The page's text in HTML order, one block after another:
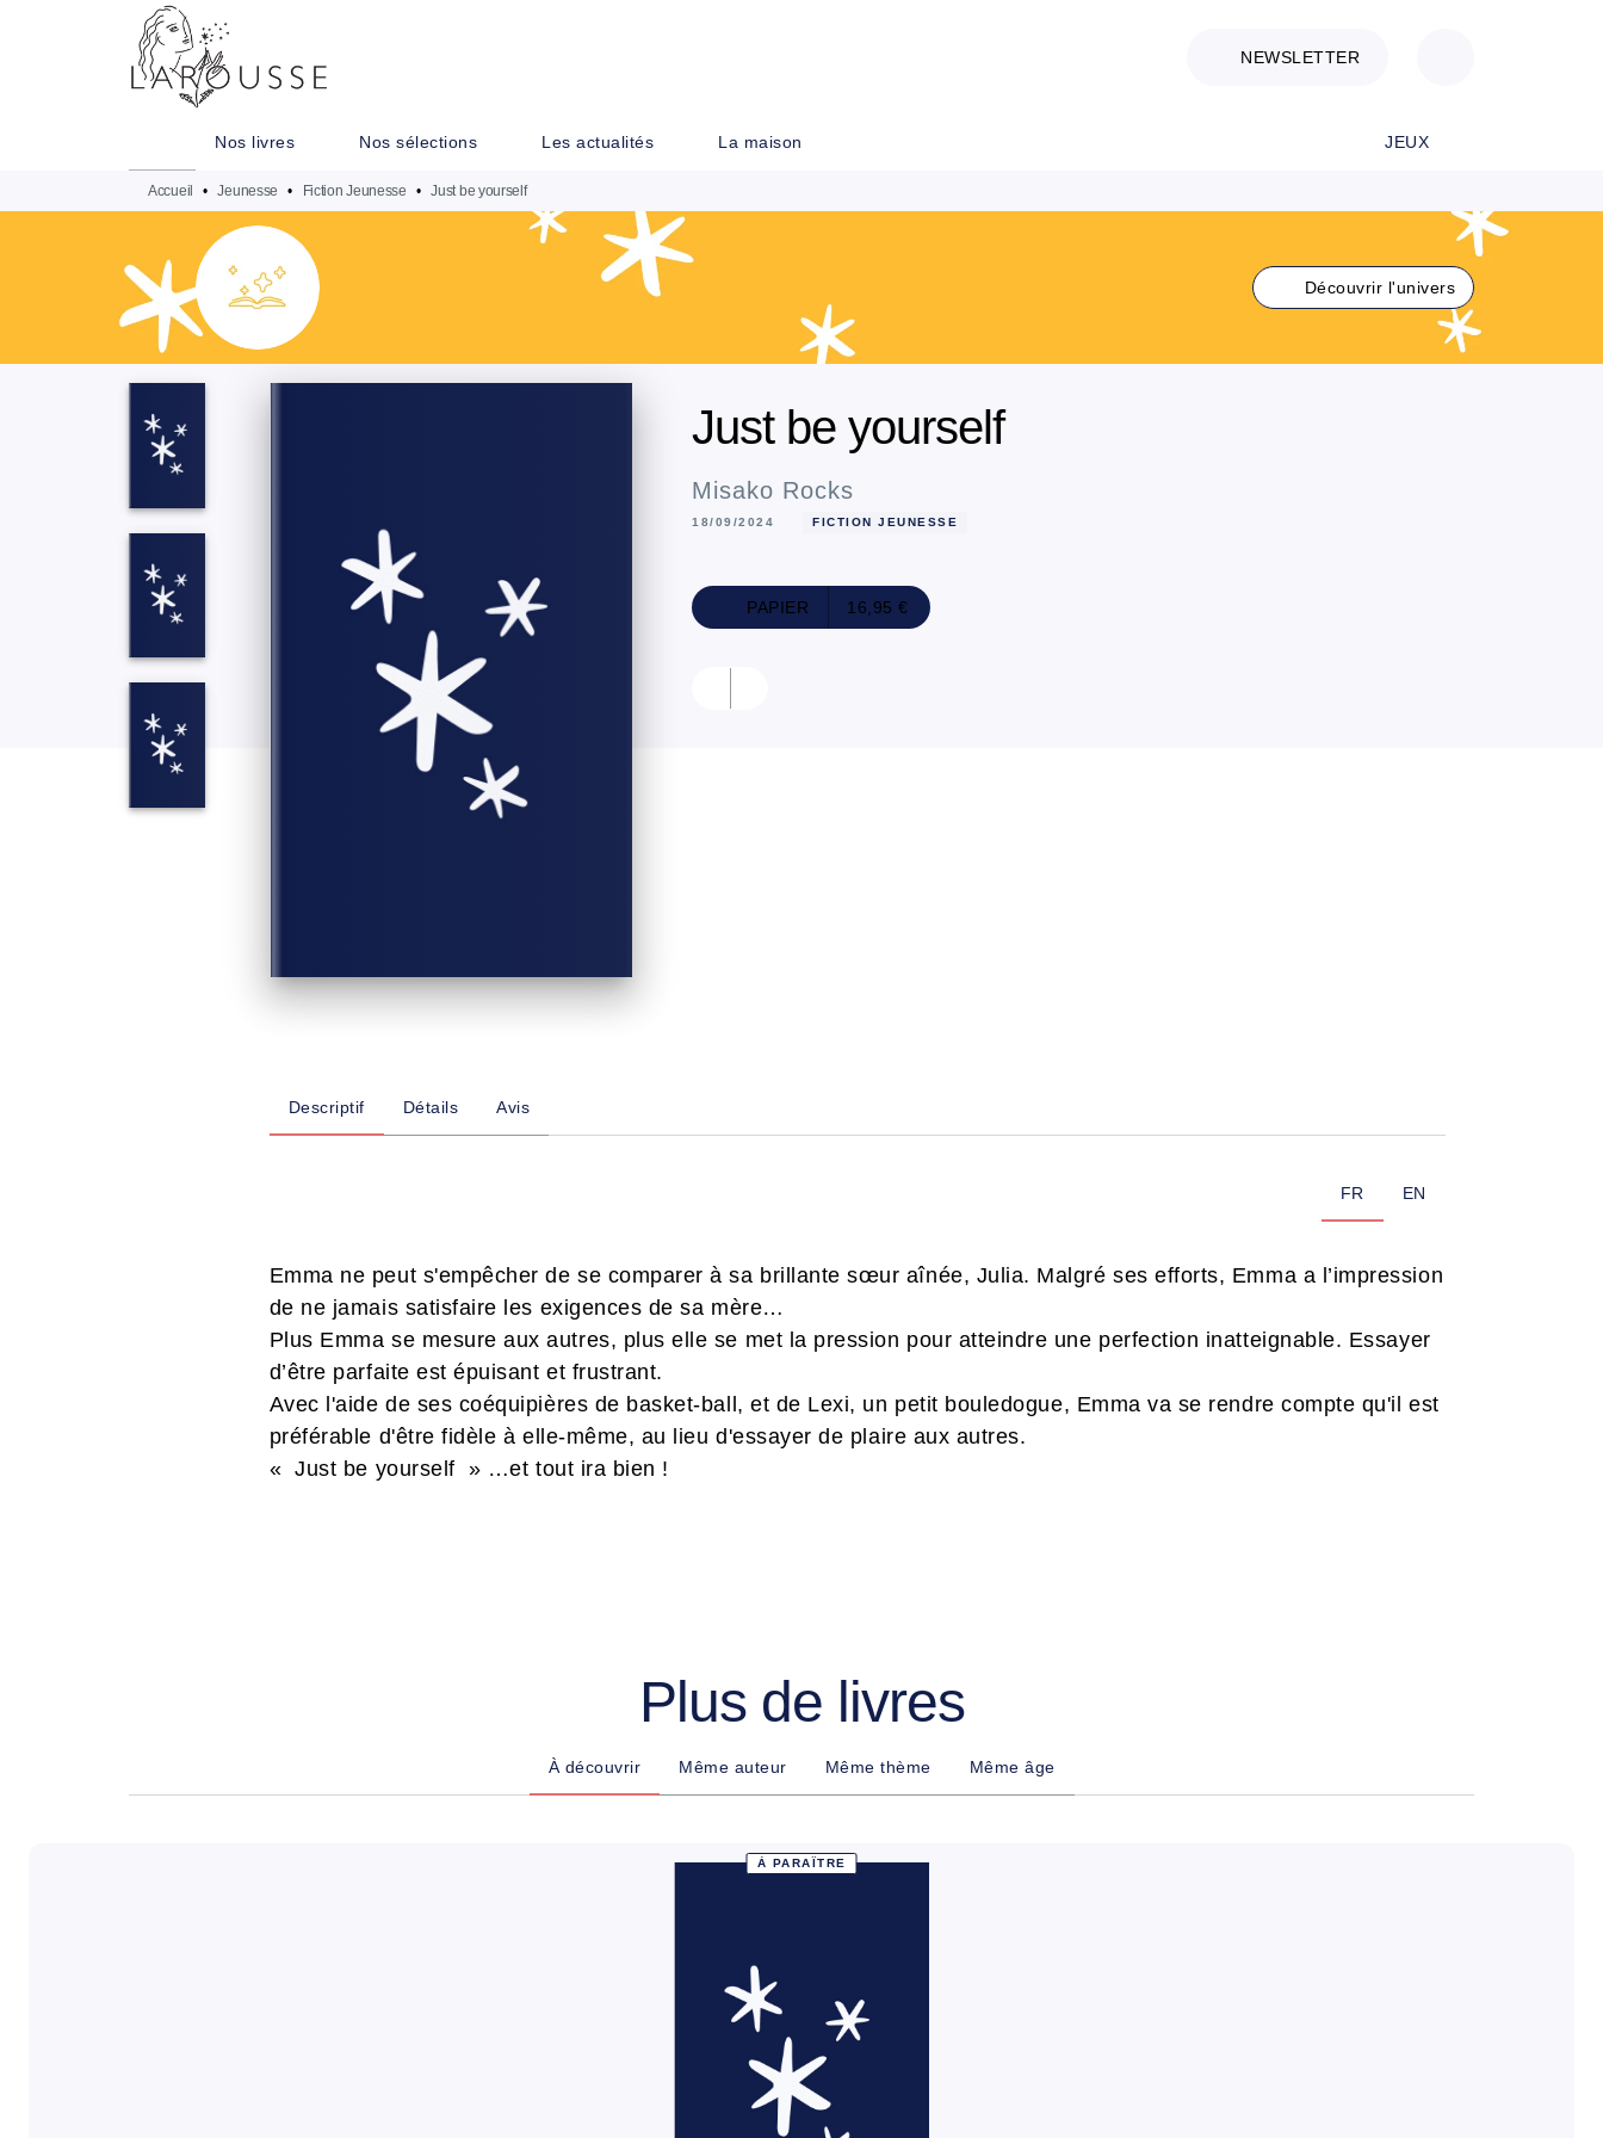
MENU
NEWSLETTER
Nos livres Nos sélections Les actualités La maison JEUX
Accueil • Jeunesse • Fiction Jeunesse • Just be yourself
Découvrir l'univers
Just be yourself
Misako Rocks
18/09/2024 FICTION JEUNESSE
PAPIER 16,95 €
Descriptif Détails Avis
FR EN
Emma ne peut s'empêcher de se comparer à sa brillante sœur aînée, Julia. Malgré ses efforts, Emma a l’impression
de ne jamais satisfaire les exigences de sa mère…
Plus Emma se mesure aux autres, plus elle se met la pression pour atteindre une perfection inatteignable. Essayer
d’être parfaite est épuisant et frustrant.
Avec l'aide de ses coéquipières de basket-ball, et de Lexi, un petit bouledogue, Emma va se rendre compte qu'il est
préférable d'être fidèle à elle-même, au lieu d'essayer de plaire aux autres.
« Just be yourself » …et tout ira bien !
Plus de livres
À découvrir Même auteur Même thème Même âge
À PARAÎTRE